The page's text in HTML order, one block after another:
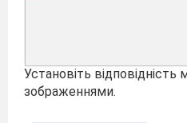
Установіть відповідність
зображеннями.